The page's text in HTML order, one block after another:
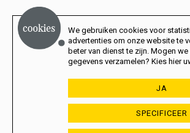
We gebruiken cookies voor
advertenties om onze website te
beter van dienst te zijn. Mogen
gegevens verzamelen? Kies hier
JA
SPECIFICEER